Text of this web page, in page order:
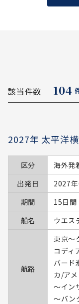
該当件数 104
2027年 太平洋
区分
海外発
出発日
2027
期間
15日間
船名
ウエス
航路
東京～
コディ
バード
カ/ア
～イン
～バン